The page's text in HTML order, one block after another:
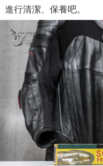
進行清潔、保養吧。